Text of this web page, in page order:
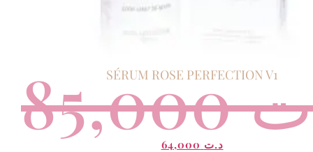
SÉRUM ROSE PERFECTION V1
85,000 د.ت